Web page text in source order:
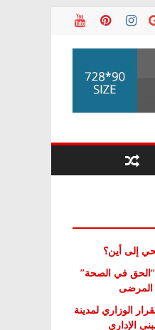
إلى أين؟
في الصحة”
المرضى
الوزاري لمدينة
الإداري